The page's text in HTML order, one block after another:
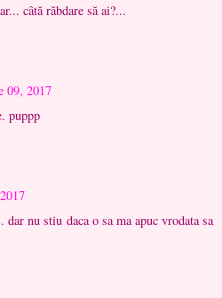
câtă răbdare să ai?...
09, 2017
puppp
dar nu stiu daca o sa ma apuc vrodata sa